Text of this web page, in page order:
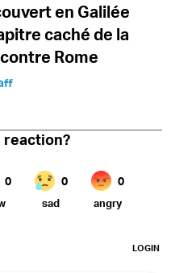
en Galilée
caché de la
Rome